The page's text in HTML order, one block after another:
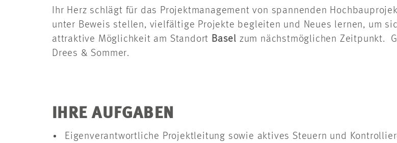
Ihr Herz schlägt für das Projektmanagement von spannenden
unter Beweis stellen, vielfältige Projekte begleiten und Neues lernen, um
attraktive Möglichkeit am Standort Basel zum nächstmöglichen Zeitpunkt.
Drees & Sommer.
IHRE AUFGABEN
Eigenverantwortliche Projektleitung sowie aktives Steuern und